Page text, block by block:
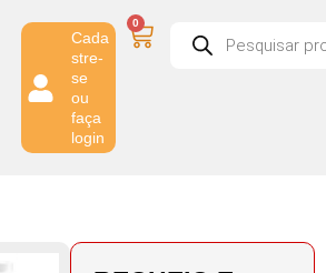
Cada
stre-
se
ou
faça
login
0